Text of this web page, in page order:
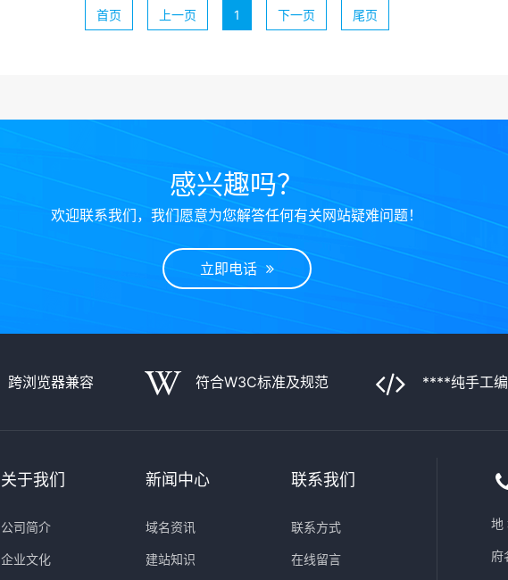
首页 上一页 1 下一页 尾页
感兴趣吗？
欢迎联系我们，我们愿意为您解答任何有关网站疑难问题！
立即电话
跨浏览器兼容 符合W3C标准及规范 ****纯手工
关于我们
公司简介
企业文化
新闻中心
域名资讯
建站知识
联系我们
联系方式
在线留言
地
府